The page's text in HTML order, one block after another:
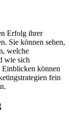
Erfolg ihrer
Sie können sehen,
welche
wie sich
Einblicken können
fein